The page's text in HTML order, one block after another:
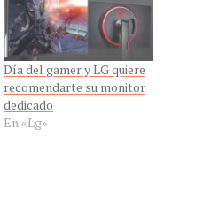
Día del gamer y LG quiere
recomendarte su monitor
dedicado
En «Lg»